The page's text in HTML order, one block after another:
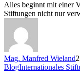
Alles beginnt mit einer
Stiftungen nicht nur
Mag. Manfred Wieland
Die
BlogInternationales